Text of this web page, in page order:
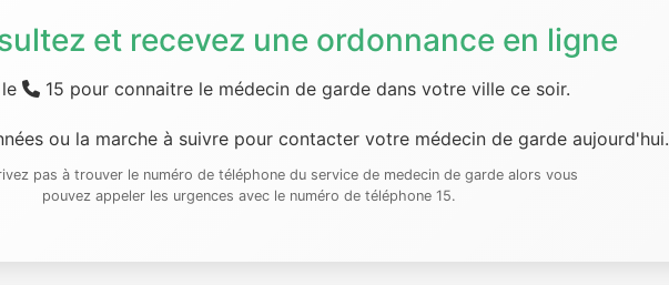
et recevez une ordonnance en ligne
15 pour connaitre le médecin de garde dans votre ville ce soir.
ou la marche à suivre pour contacter votre médecin de garde aujourd'hui.
pas à trouver le numéro de téléphone du service de medecin de garde alors vous
pouvez appeler les urgences avec le numéro de téléphone 15.